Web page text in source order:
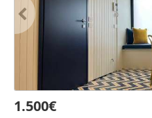
1.500€